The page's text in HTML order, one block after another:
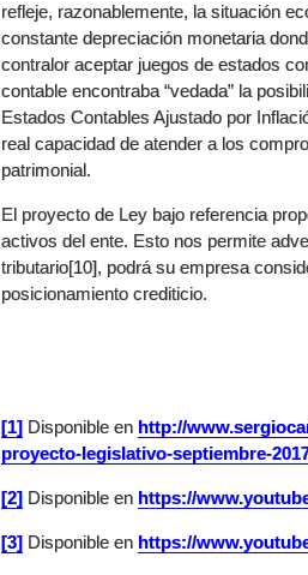
refleje, razonablemente, la situación
constante depreciación monetaria
contralor aceptar juegos de estados
contable encontraba “vedada” la
Estados Contables Ajustado por
real capacidad de atender a los
patrimonial.
El proyecto de Ley bajo referencia
activos del ente. Esto nos permite
tributario[10], podrá su empresa
posicionamiento crediticio.
[1] Disponible en http://
proyecto-legislativo-septiembre-
[2] Disponible en https://
[3] Disponible en https://